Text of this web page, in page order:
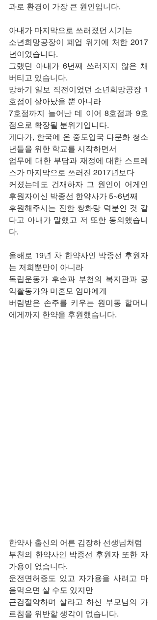
과로 환경이 가장 큰 원인입니다.
아내가 마지막으로 쓰러졌던 시기는
소년희망공장이 폐업 위기에 처한 2017
년이었습니다.
그랬던 아내가 6년째 쓰러지지 않은 채
버티고 있습니다.
망하기 일보 직전이었던 소년희망공장 1
호점이 살아났을 뿐 아니라
7호점까지 늘어난 데 이어 8호점과 9호
점으로 확장될 분위기입니다.
게다가, 한국에 온 중도입국 다문화 청소
년들을 위한 학교를 시작하면서
업무에 대한 부담과 재정에 대한 스트레
스가 마지막으로 쓰러진 2017년보다
커졌는데도 건재하자 그 원인이 어게인
후원자이신 박종선 한약사가 5~6년째
후원해주시는 진한 쌍화탕 덕분인 것 같
다고 아내가 말했고 저 또한 동의했습니
다.
올해로 19년 차 한약사인 박종선 후원자
는 저희뿐만이 아니라
독립운동가 후손과 부천의 복지관과 공
익활동가와 미혼모 엄마에게
버림받은 손주를 키우는 원미동 할머니
에게까지 한약을 후원했습니다.
한약사 출신의 어른 김장하 선생님처럼
부천의 한약사인 박종선 후원자 또한 자
가용이 없습니다.
운전면허증도 있고 자가용을 사려고 마
음먹으면 살 수도 있지만
근검절약하며 살라고 하신 부모님의 가
르침을 위반할 생각이 없습니다.